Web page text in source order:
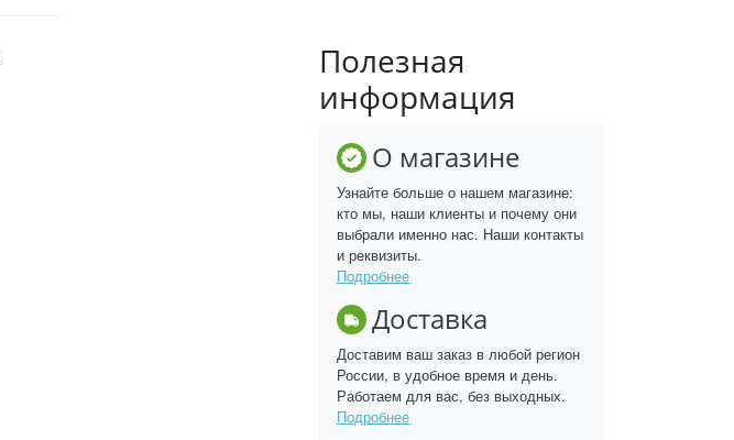
Полезная
информация
О магазине
Узнайте больше о нашем магазине:
кто мы, наши клиенты и почему они
выбрали именно нас. Наши контакты
и реквизиты.
Подробнее
Доставка
Доставим ваш заказ в любой регион
России, в удобное время и день.
Работаем для вас, без выходных.
Подробнее